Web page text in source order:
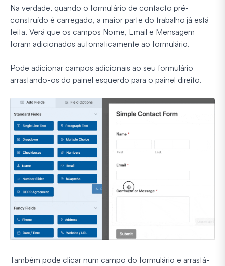
Na verdade, quando o formulário de contacto pré-
construído é carregado, a maior parte do trabalho já está
feita. Verá que os campos Nome, Email e Mensagem
foram adicionados automaticamente ao formulário.
Pode adicionar campos adicionais ao seu formulário
arrastando-os do painel esquerdo para o painel direito.
Também pode clicar num campo do formulário e arrastá-